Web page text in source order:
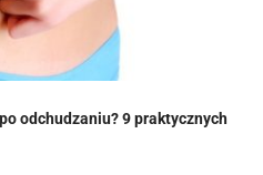
odchudzaniu? 9 praktycznych